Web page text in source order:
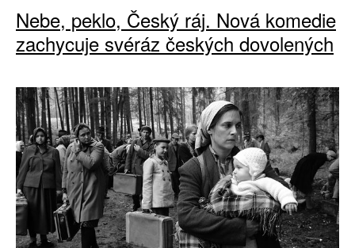
Nebe, peklo, Český ráj. Nová komedie
zachycuje svéráz českých dovolených